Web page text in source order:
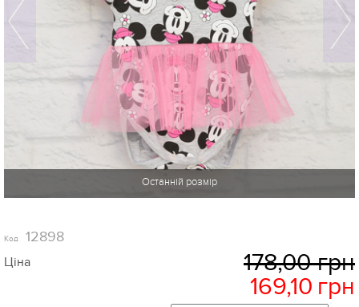
Код 12898
Ціна
178,00 грн
169,10 грн